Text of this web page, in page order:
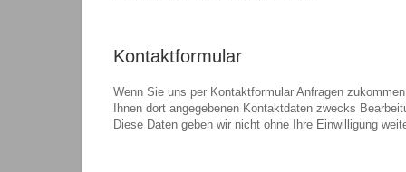
Kontaktformular
Wenn Sie uns per Kontaktformular Anfragen
Ihnen dort angegebenen Kontaktdaten zwecks
Diese Daten geben wir nicht ohne Ihre Einwilligung